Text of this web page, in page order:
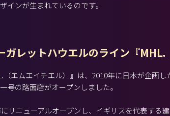
インが生まれているのです。
ガレットハウエルのライン『MHL.
（エムエイチエル）』は、2010年に日本が企画
号の路面店がオープンしました。
リニューアルオープンし、イギリスを代表する